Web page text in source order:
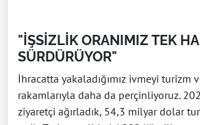
"İŞSİZLİK ORANIMIZ TEK
SÜRDÜRÜYOR"
İhracatta yakaladığımız ivmeyi turizm
rakamlarıyla daha da perçinliyoruz.
ziyaretçi ağırladık, 54,3 milyar dolar